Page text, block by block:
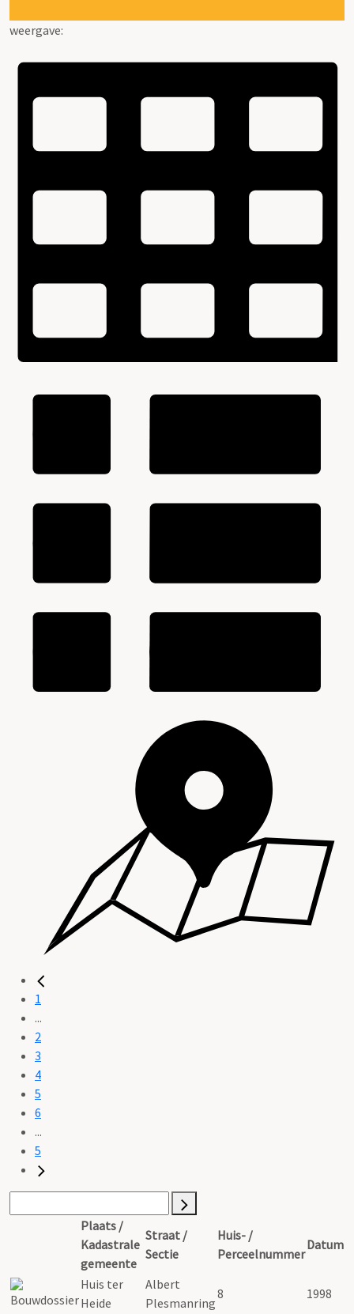
weergave:
1
...
2
3
4
5
6
...
5
Plaats /
Kadastrale
gemeente
Straat /
Sectie
Huis- /
Perceelnummer
Datum
Huis ter
Heide
Albert
Plesmanring
8
1998